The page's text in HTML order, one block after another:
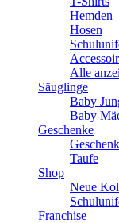
Hemden
Hosen
Alle
Säuglinge
Baby
Baby
Geschenke
Taufe
Shop
Neue
Franchise